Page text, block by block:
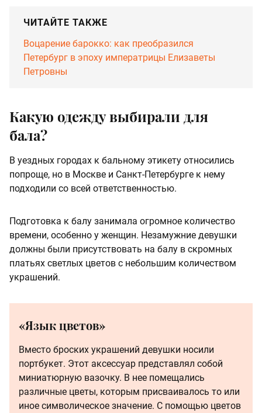
ЧИТАЙТЕ ТАКЖЕ
Воцарение барокко: как преобразился
Петербург в эпоху императрицы Елизаветы
Петровны
Какую одежду выбирали для
бала?
В уездных городах к бальному этикету относились
попроще, но в Москве и Санкт-Петербурге к нему
подходили со всей ответственностью.
Подготовка к балу занимала огромное количество
времени, особенно у женщин. Незамужние девушки
должны были присутствовать на балу в скромных
платьях светлых цветов с небольшим количеством
украшений.
«Язык цветов»
Вместо броских украшений девушки носили
портбукет. Этот аксессуар представлял собой
миниатюрную вазочку. В нее помещались
различные цветы, которым присваивалось то или
иное символическое значение. С помощью цветов